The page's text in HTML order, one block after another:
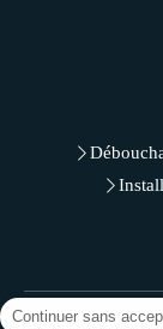
Continuer sans